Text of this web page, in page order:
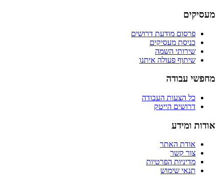
מעסיקים
פרסום מודעת דרושים
כניסת מעסיקים
שירותי השמה
שיתוף פעולה איתנו
מחפשי עבודה
כל הצעות העבודה
דרושים הייטק
אודות ומידע
אודת האתר
צור קשר
מדיניות הפרטיות
תנאי שימוש